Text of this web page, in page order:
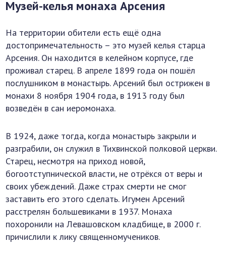
Музей-келья монаха Арсения
На территории обители есть ещё одна
достопримечательность – это музей келья старца
Арсения. Он находится в келейном корпусе, где
проживал старец. В апреле 1899 года он пошёл
послушником в монастырь. Арсений был острижен в
монахи 8 ноября 1904 года, в 1913 году был
возведён в сан иеромонаха.
В 1924, даже тогда, когда монастырь закрыли и
разграбили, он служил в Тихвинской полковой церкви.
Старец, несмотря на приход новой,
богоотступнической власти, не отрёкся от веры и
своих убеждений. Даже страх смерти не смог
заставить его этого сделать. Игумен Арсений
расстрелян большевиками в 1937. Монаха
похоронили на Левашовском кладбище, в 2000 г.
причислили к лику священномучеников.